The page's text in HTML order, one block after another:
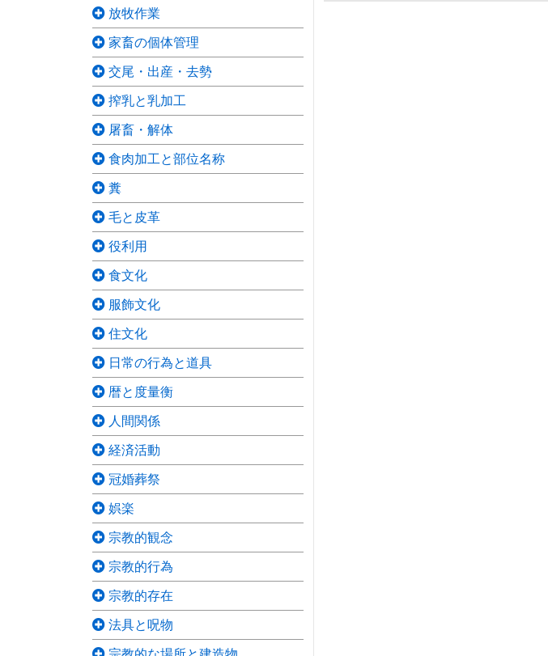
放牧作業
家畜の個体管理
交尾・出産・去勢
搾乳と乳加工
屠畜・解体
食肉加工と部位名称
糞
毛と皮革
役利用
食文化
服飾文化
住文化
日常の行為と道具
暦と度量衡
人間関係
経済活動
冠婚葬祭
娯楽
宗教的観念
宗教的行為
宗教的存在
法具と呪物